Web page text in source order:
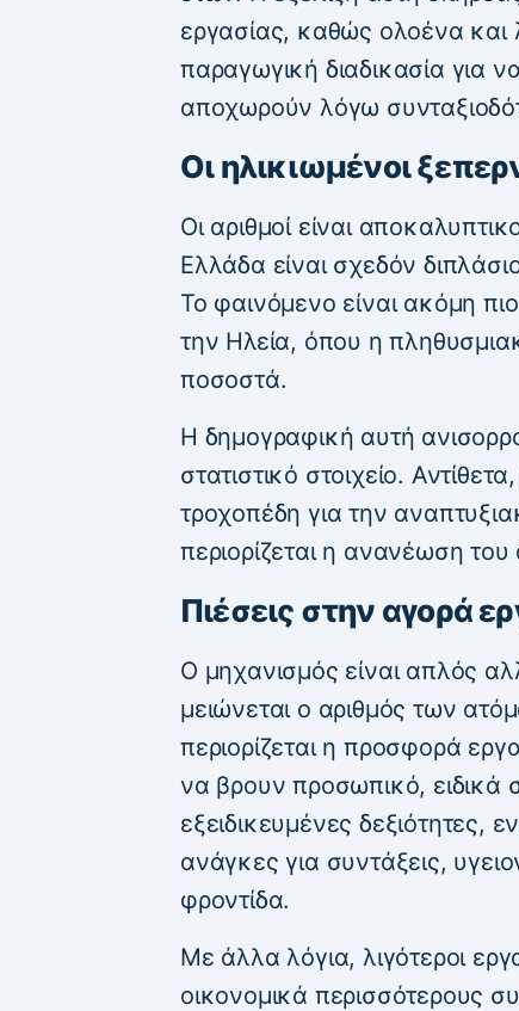
εργασίας, καθώς ολοένα και
παραγωγική διαδικασία για
αποχωρούν λόγω
Οι ηλικιωμένοι
Οι αριθμοί είναι
Ελλάδα είναι σχεδόν
Το φαινόμενο είναι ακόμη
την Ηλεία, όπου η
ποσοστά.
Η δημογραφική αυτή
στατιστικό στοιχείο.
τροχοπέδη για την
περιορίζεται η ανανέωση
Πιέσεις στην αγορά
Ο μηχανισμός είναι απλός
μειώνεται ο αριθμός των
περιορίζεται η προσφορά
να βρουν προσωπικό, ειδικά
εξειδικευμένες δεξιότητες,
ανάγκες για συντάξεις,
φροντίδα.
Με άλλα λόγια, λιγότεροι
οικονομικά περισσότερους